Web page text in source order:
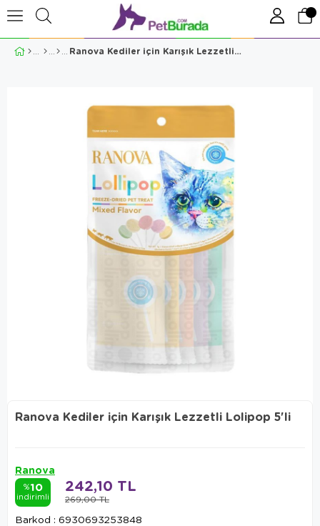
Ranova Kediler için Karışık Lezzetli Lolipop 5'li
Ranova Kediler için Karışık Lezzetli Lolipop 5'li
Ranova
%10
indirimli 269,00 TL
242,10 TL
Barkod : 6930693253848